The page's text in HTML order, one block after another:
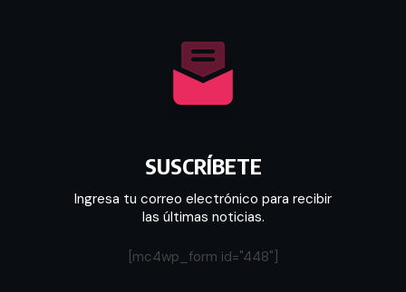
SUSCRÍBETE
Ingresa tu correo electrónico para recibir
las últimas noticias.
[mc4wp_form id="448"]